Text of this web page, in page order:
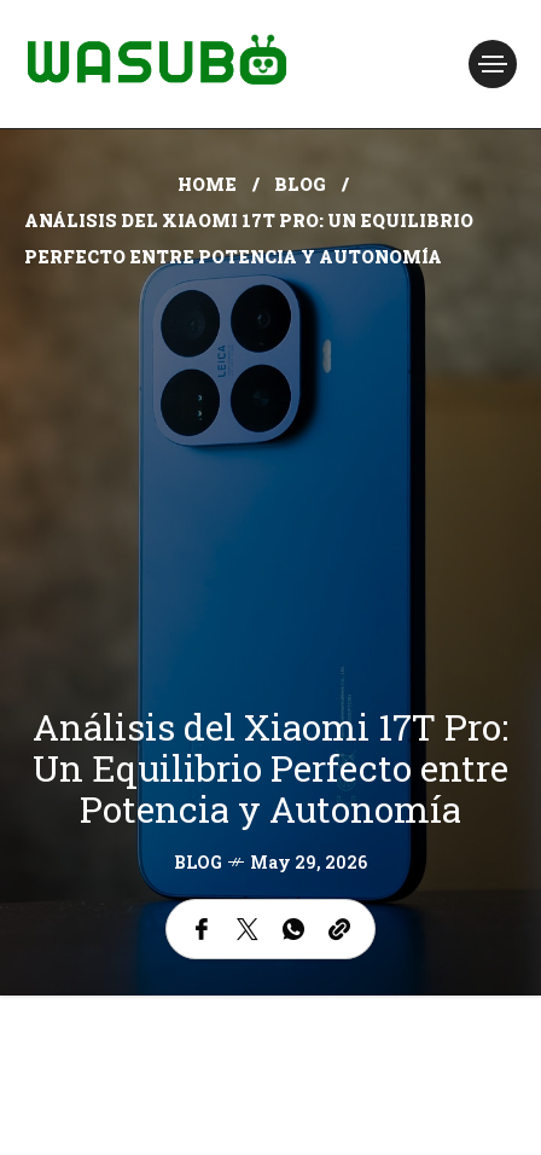
HOME
BLOG
ANÁLISIS DEL XIAOMI 17T PRO: UN EQUILIBRIO
PERFECTO ENTRE POTENCIA Y AUTONOMÍA
Análisis del Xiaomi 17T Pro:
Un Equilibrio Perfecto entre
Potencia y Autonomía
BLOG May 29, 2026